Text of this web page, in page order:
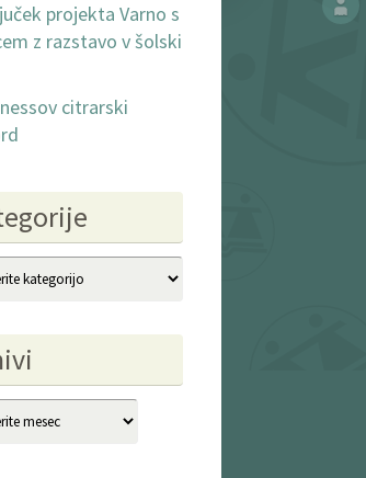
projekta Varno s
z razstavo v šolski
citrarski